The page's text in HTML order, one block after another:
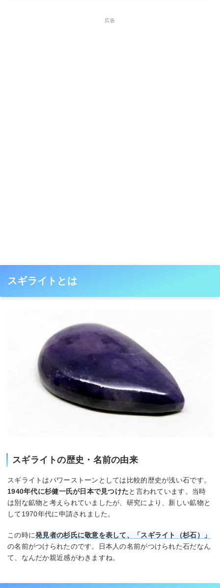
広告
スギライトとは
スギライトの歴史・名前の由来
スギライトはパワーストーンとしては比較的歴史が浅い石です。
1940年代に杉健一氏が日本で見つけたと言われています。当時
は別な鉱物と考えられていましたが、研究により、新しい鉱物と
して1970年代に申請されました。
この時に発見者の杉氏に敬意を表して、「スギライト（杉石）」
の名前がつけられたのです。日本人の名前がつけられた石だなん
て、なんだか親近感がわきますね。